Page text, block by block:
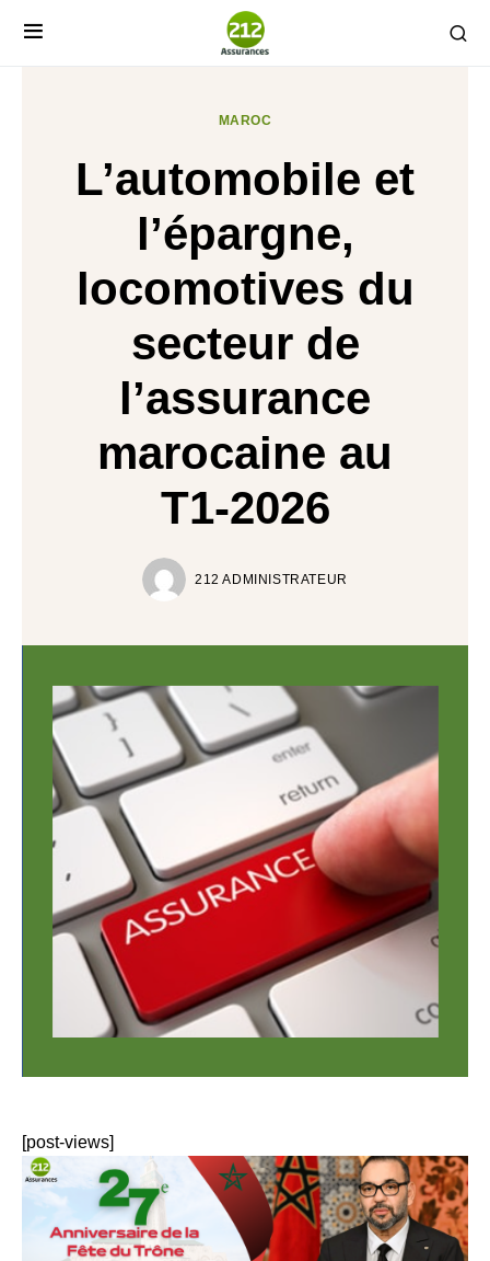
MAROC
L’automobile et
l’épargne,
locomotives du
secteur de
l’assurance
marocaine au
T1-2026
212 ADMINISTRATEUR
[post-views]